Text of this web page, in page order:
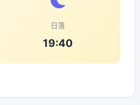
日落
19:40